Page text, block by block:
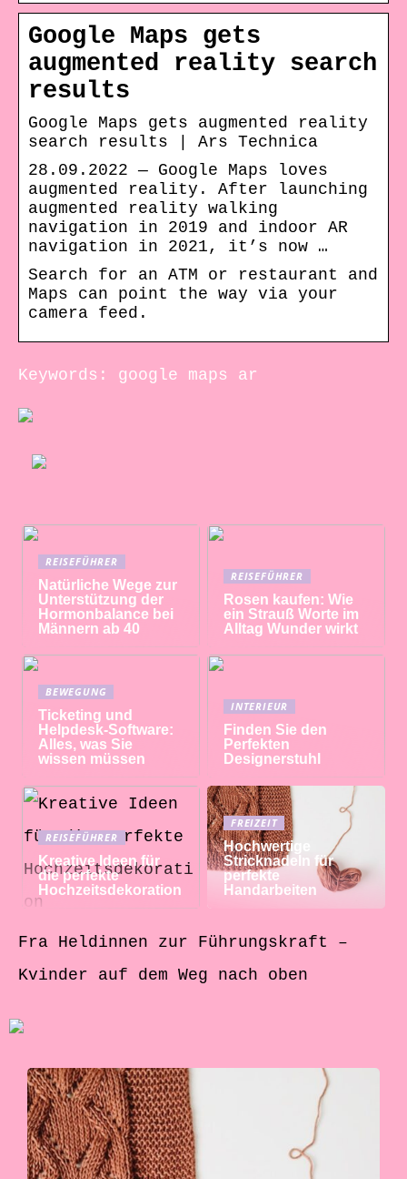
Google Maps gets
augmented reality search
results
Google Maps gets augmented reality
search results | Ars Technica
28.09.2022 — Google Maps loves
augmented reality. After launching
augmented reality walking
navigation in 2019 and indoor AR
navigation in 2021, it’s now …
Search for an ATM or restaurant and
Maps can point the way via your
camera feed.
Keywords: google maps ar
REISEFÜHRER
Natürliche Wege zur
Unterstützung der
Hormonbalance bei
Männern ab 40
REISEFÜHRER
Rosen kaufen: Wie
ein Strauß Worte im
Alltag Wunder wirkt
BEWEGUNG
Ticketing und
Helpdesk-Software:
Alles, was Sie
wissen müssen
INTERIEUR
Finden Sie den
Perfekten
Designerstuhl
REISEFÜHRER
Kreative Ideen für
die perfekte
Hochzeitsdekoration
FREIZEIT
Hochwertige
Stricknadeln für
perfekte
Handarbeiten
Fra Heldinnen zur Führungskraft –
Kvinder auf dem Weg nach oben